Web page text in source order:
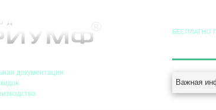
документация
БЕСПЛАТНО
Важная